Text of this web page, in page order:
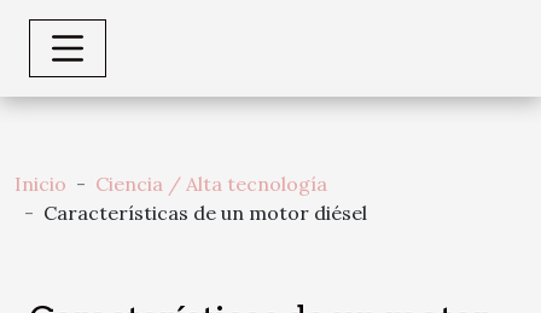
Inicio
Ciencia / Alta tecnología
Características de un motor diésel